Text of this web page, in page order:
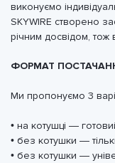
виконуємо
SKYWIRE створено
річним досвідом, тож
ФОРМАТ
Ми пропонуємо 3
• на котушці —
• без котушки —
• без котушки —